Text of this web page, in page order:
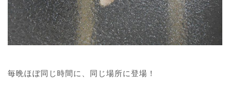
毎晩ほぼ同じ時間に、同じ場所に登場！